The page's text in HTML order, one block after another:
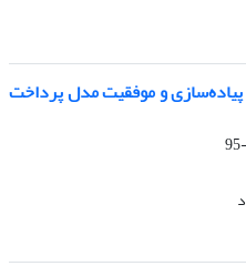
پیاده‌سازی و موفقیت مدل پرداخت